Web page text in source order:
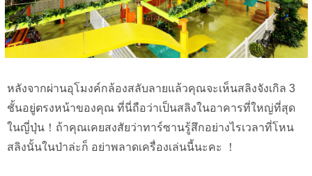
หลังจากผ่านอุโมงค์กล้องสลับลายแล้วคุณจะเห็นสลิงจังเกิล 3
ชั้นอยู่ตรงหน้าของคุณ ที่นี่ถือว่าเป็นสลิงในอาคารที่ใหญ่ที่สุด
ในญี่ปุ่น！ถ้าคุณเคยสงสัยว่าทาร์ซานรู้สึกอย่างไรเวลาที่โหน
สลิงนั้นในป่าล่ะก็ อย่าพลาดเครื่องเล่นนี้นะคะ ！